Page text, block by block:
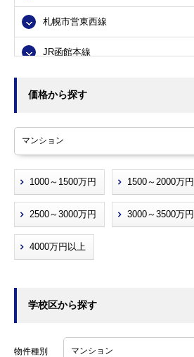
小樽市
江別市
札幌市営東西線
JR函館本線
価格から探す
1000～1500万円 1500～2000万円
2500～3000万円 3000～3500万円
4000万円以上
学校区から探す
物件種別